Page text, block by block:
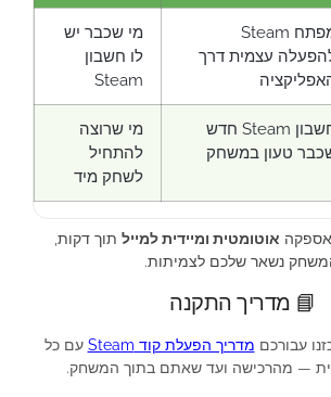
מפתח Steam
עצמית דרך
מי שכבר יש
לו חשבון
Steam
חשבון Steam חדש
טעון במשחק
מי שרוצה
להתחיל
לשחק מיד
אוטומטית ומיידית למייל תוך דקות,
נשאר שלכם לצמיתות.
📘 מדריך התקנה
עבורכם מדריך הפעלת קוד Steam
עם כל
— מהרכישה ועד שאתם בתוך המשחק.